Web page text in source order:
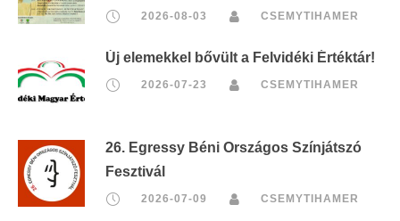
2026-08-03 CSEMYTIHAMER
Új elemekkel bővült a Felvidéki Értéktár!
2026-07-23 CSEMYTIHAMER
26. Egressy Béni Országos Színjátszó
Fesztivál
2026-07-09 CSEMYTIHAMER